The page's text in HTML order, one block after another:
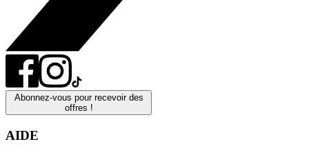
Abonnez-vous pour recevoir des
offres !
AIDE